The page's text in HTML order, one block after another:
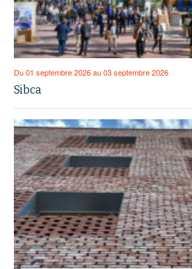
Du 01 septembre 2026 au 03 septembre 2026
Sibca